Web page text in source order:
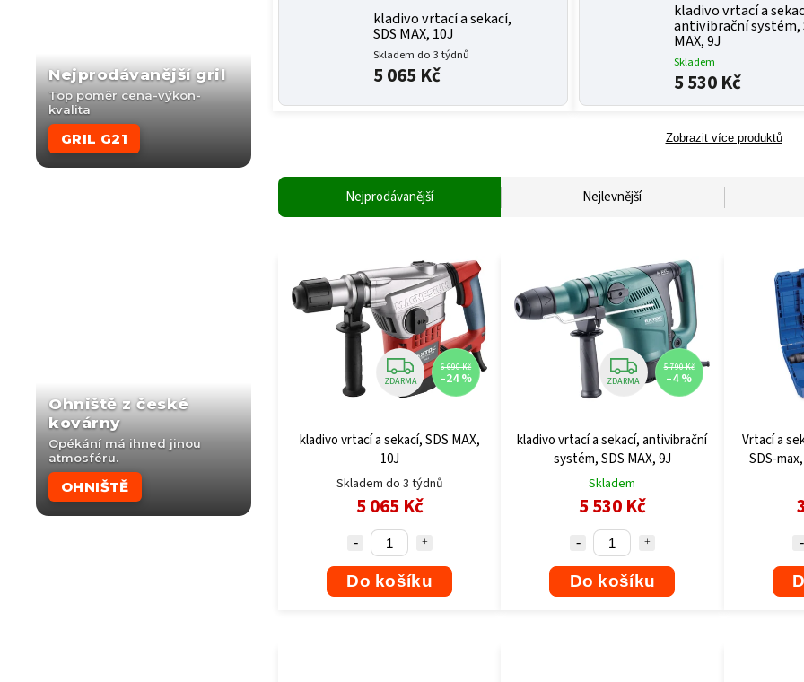
Nejprodávanější gril
Top poměr cena-výkon-
kvalita
GRIL G21
Ohniště z české
kovárny
Opékání má ihned jinou
atmosféru.
OHNIŠTĚ
kladivo vrtací a sekací,
SDS MAX, 10J
Skladem do 3 týdnů
5 065 Kč
kladivo vrtací a
antivibrační systém,
MAX, 9J
Skladem
5 530 Kč
Zobrazit více produktů
Nejprodávanější Nejlevnější
ZDARMA
6 690 Kč
–24 %
kladivo vrtací a sekací, SDS MAX,
10J
Skladem do 3 týdnů
5 065 Kč
Do košíku
ZDARMA
5 790 Kč
–4 %
kladivo vrtací a sekací, antivibrační
systém, SDS MAX, 9J
Skladem
5 530 Kč
Do košíku
Vrtací a
SDS-